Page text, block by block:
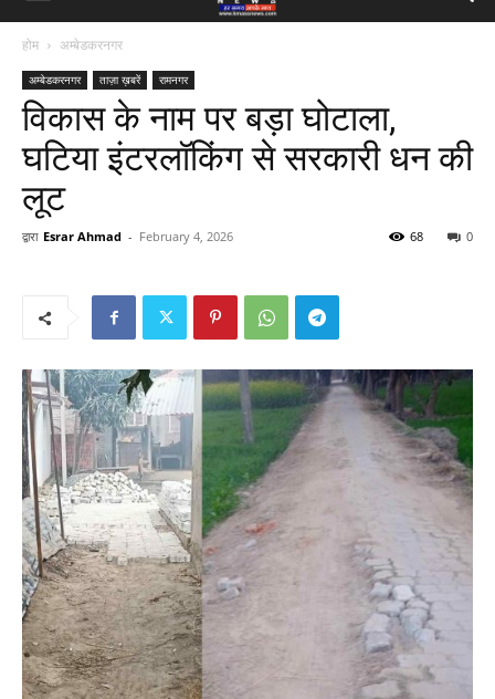
होम अम्बेडकरनगर
अम्बेडकरनगर ताज़ा ख़बरें रामनगर
विकास के नाम पर बड़ा घोटाला,
घटिया इंटरलॉकिंग से सरकारी धन की
लूट
द्वारा Esrar Ahmad - February 4, 2026 0
68